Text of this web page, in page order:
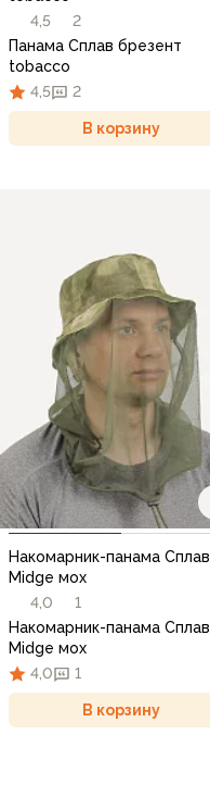
4,5
2
Панама Сплав брезент
tobacco
4,5
2
В корзину
Накомарник-панама Сплав
Midge мох
4,0
1
Накомарник-панама Сплав
Midge мох
4,0
1
В корзину